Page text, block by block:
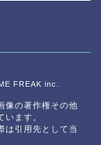
FREAK inc.
像の著作権その他
ます。
は引用先として当